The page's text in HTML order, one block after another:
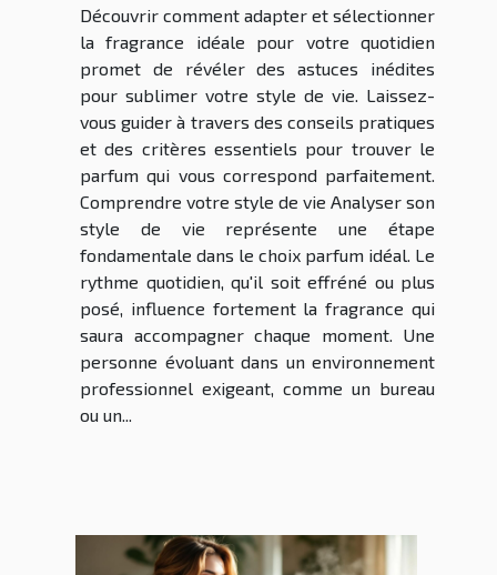
Découvrir comment adapter et sélectionner
la fragrance idéale pour votre quotidien
promet de révéler des astuces inédites
pour sublimer votre style de vie. Laissez-
vous guider à travers des conseils pratiques
et des critères essentiels pour trouver le
parfum qui vous correspond parfaitement.
Comprendre votre style de vie Analyser son
style de vie représente une étape
fondamentale dans le choix parfum idéal. Le
rythme quotidien, qu'il soit effréné ou plus
posé, influence fortement la fragrance qui
saura accompagner chaque moment. Une
personne évoluant dans un environnement
professionnel exigeant, comme un bureau
ou un...